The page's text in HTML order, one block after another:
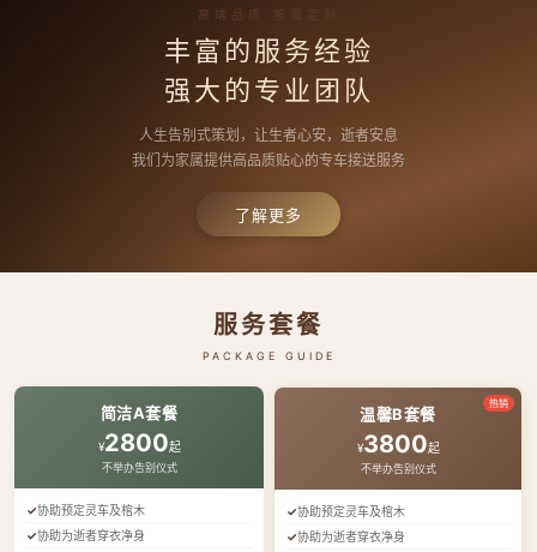
高端品质 按需定制
丰富的服务经验
强大的专业团队
人生告别式策划，让生者心安，逝者安息
我们为家属提供高品质贴心的专车接送服务
了解更多
服务套餐
PACKAGE GUIDE
简洁A套餐
¥2800起
不举办告别仪式
协助预定灵车及棺木
协助为逝者穿衣净身
热销
温馨B套餐
¥3800起
不举办告别仪式
协助预定灵车及棺木
协助为逝者穿衣净身